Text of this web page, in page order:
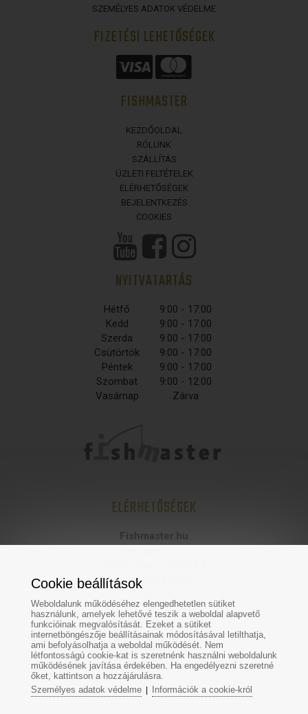
SZEMÉLYES ADATOK VÉDELME
FIZETÉSI LEHETŐSÉGEK
FISHMASTER
KEZDŐOLDAL
RÓLUNK
SZÁLLÍTÁS
ÜZLETI FELTÉTELEK
ELÉRHETŐSÉGEK
BEJELENTKEZÉS
COOKIES
NYITVATARTÁS
Hétfő
9:00 - 17:00
Kedd
9:00 - 17:00
Szerda
9:00 - 17:00
Csütörtök
9:00 - 17:00
Péntek
9:00 - 17:00
Szombat
9:00 - 12:00
Vasárnap
Zárva
ELÉRHETŐSÉGEK
Fishmaster.hu
statisztikai számjel:
Üzletünk:
Fishmaster
Hodská 370/44
924 01 Galanta
Cookie beállítások
Weboldalunk működéséhez elengedhetetlen sütiket
használunk, amelyek lehetővé teszik a weboldal alapvető
funkcióinak megvalósítását. Ezeket a sütiket
internetböngészője beállításainak módosításával letilthatja,
ami befolyásolhatja a weboldal működését. Nem
létfontosságú cookie-kat is szeretnénk használni weboldalunk
működésének javítása érdekében. Ha engedélyezni szeretné
őket, kattintson a hozzájárulásra.
Személyes adatok védelme| Információk a cookie-król